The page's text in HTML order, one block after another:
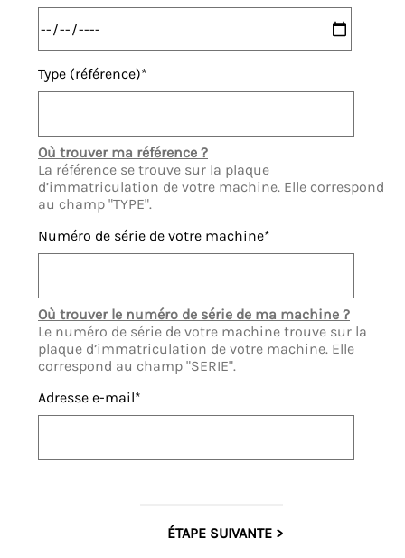
Type (référence)
Où trouver ma référence ?
La référence se trouve sur la plaque
d’immatriculation de votre machine. Elle correspond
au champ "TYPE".
Numéro de série de votre machine
Où trouver le numéro de série de ma machine ?
Le numéro de série de votre machine trouve sur la
plaque d’immatriculation de votre machine. Elle
correspond au champ "SERIE".
Adresse e-mail